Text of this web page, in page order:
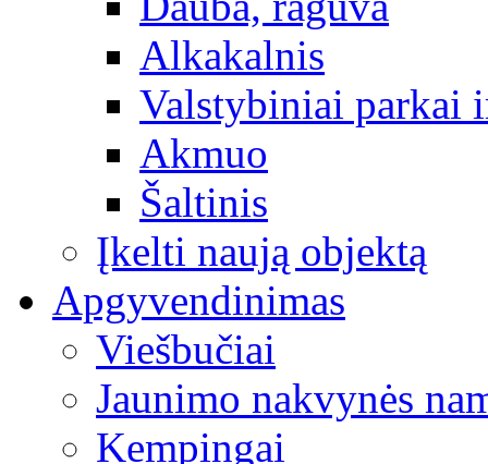
Alkakalnis
Valstybiniai parkai
Akmuo
Šaltinis
Įkelti naują objektą
Apgyvendinimas
Viešbučiai
Jaunimo nakvynės
Kempingai